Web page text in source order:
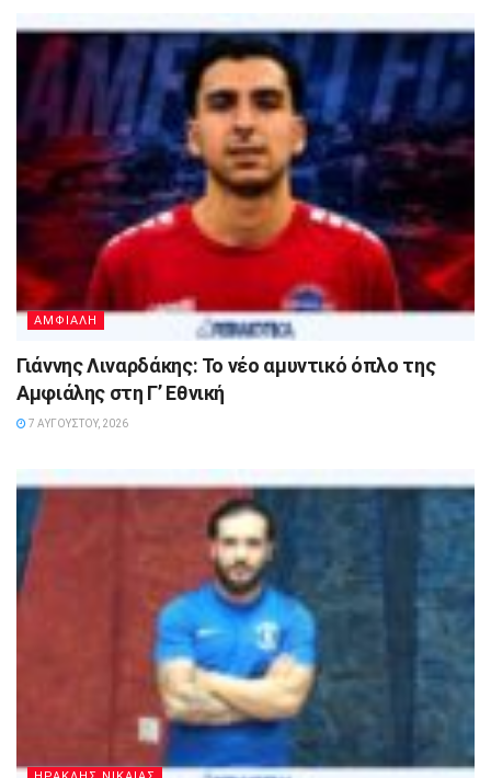
ΑΜΦΙΑΛΗ
Γιάννης Λιναρδάκης: Το νέο αμυντικό όπλο της
Αμφιάλης στη Γ’ Εθνική
7 ΑΥΓΟΎΣΤΟΥ, 2026